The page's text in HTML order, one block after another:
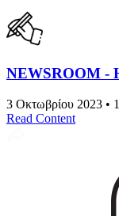
NEWSROOM -
3 Οκτωβρίου 2023 •
Read Content